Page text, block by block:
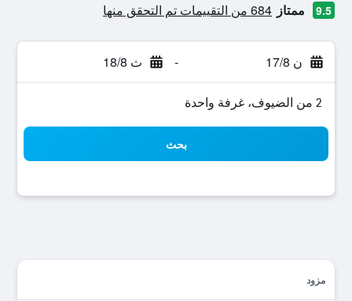
9.5 ممتاز 684 من التقييمات تم التحقق منها
ن 17/8 - ث 18/8
2 من الضيوف، غرفة واحدة
بحث
مزود